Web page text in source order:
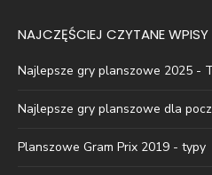
NAJCZĘŚCIEJ CZYTANE WPISY
Najlepsze gry planszowe 2025 -
Najlepsze gry planszowe dla
Planszowe Gram Prix 2019 - typy